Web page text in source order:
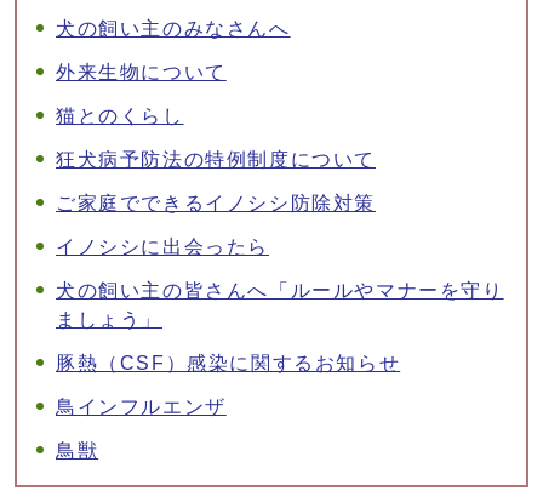
犬の飼い主のみなさんへ
外来生物について
猫とのくらし
狂犬病予防法の特例制度について
ご家庭でできるイノシシ防除対策
イノシシに出会ったら
犬の飼い主の皆さんへ「ルールやマナーを守り
ましょう」
豚熱（CSF）感染に関するお知らせ
鳥インフルエンザ
鳥獣